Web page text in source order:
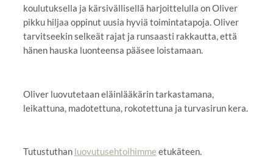
koulutuksella ja kärsivällisellä harjoittelulla on Oliver
pikku hiljaa oppinut uusia hyviä toimintatapoja. Oliver
tarvitseekin selkeät rajat ja runsaasti rakkautta, että
hänen hauska luonteensa pääsee loistamaan.
Oliver luovutetaan eläinlääkärin tarkastamana,
leikattuna, madotettuna, rokotettuna ja turvasirun kera.
Tutustuthan luovutusehtoihimme etukäteen.